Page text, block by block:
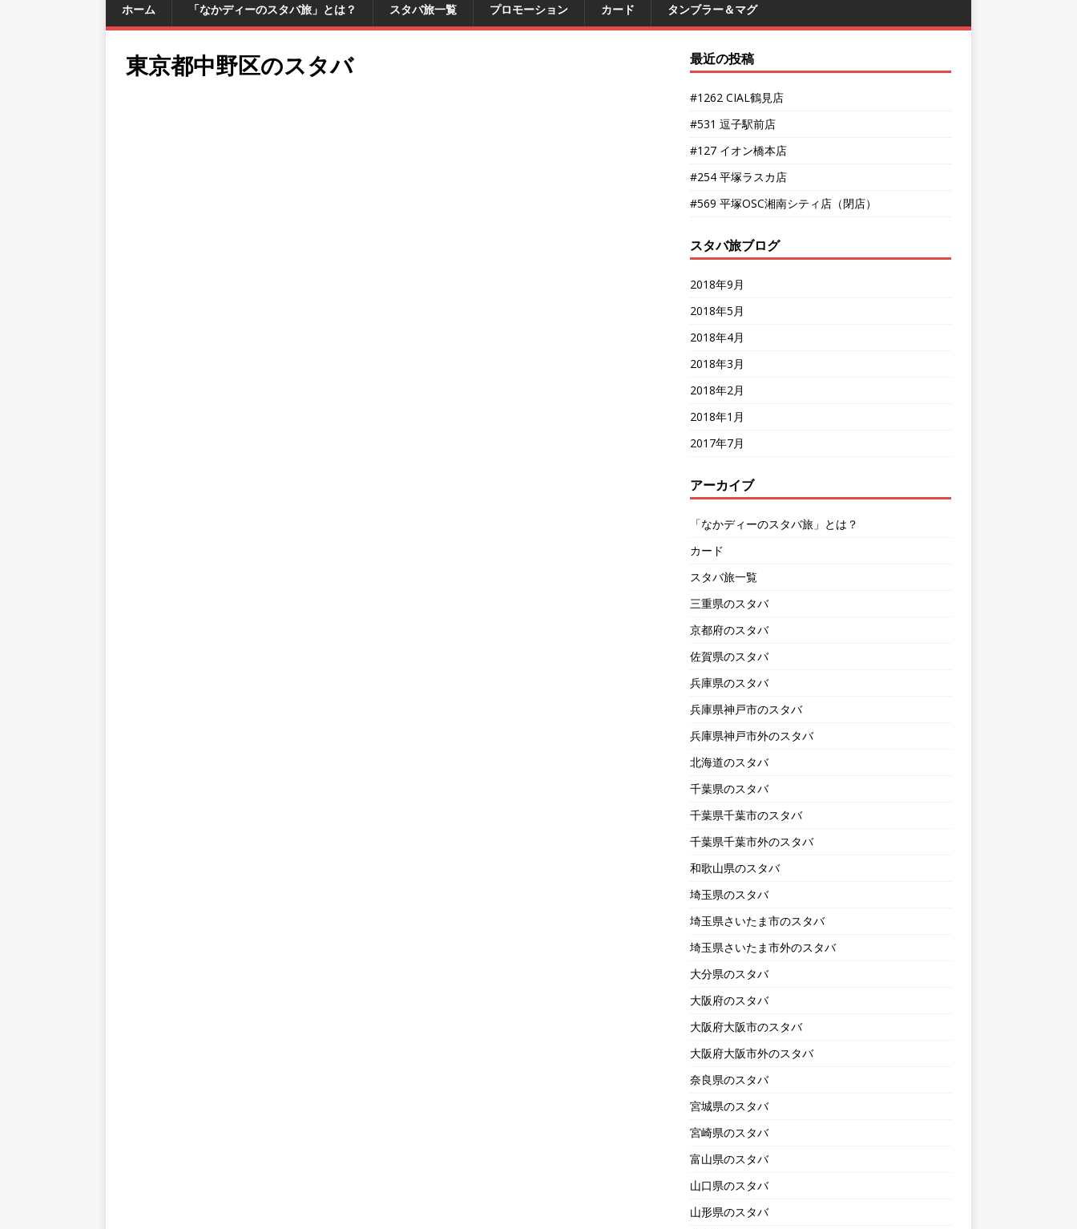
ホーム 「なかディーのスタバ旅」とは？ スタバ旅一覧 プロモーション カード タンブラー＆マグ
東京都中野区のスタバ 最近の投稿
#1262 CIAL鶴見店
#531 逗子駅前店
#127 イオン橋本店
#254 平塚ラスカ店
#569 平塚OSC湘南シティ店（閉店）
スタバ旅ブログ
2018年9月
2018年5月
2018年4月
2018年3月
2018年2月
2018年1月
2017年7月
アーカイブ
「なかディーのスタバ旅」とは？
カード
スタバ旅一覧
三重県のスタバ
京都府のスタバ
佐賀県のスタバ
兵庫県のスタバ
兵庫県神戸市のスタバ
兵庫県神戸市外のスタバ
北海道のスタバ
千葉県のスタバ
千葉県千葉市のスタバ
千葉県千葉市外のスタバ
和歌山県のスタバ
埼玉県のスタバ
埼玉県さいたま市のスタバ
埼玉県さいたま市外のスタバ
大分県のスタバ
大阪府のスタバ
大阪府大阪市のスタバ
大阪府大阪市外のスタバ
奈良県のスタバ
宮城県のスタバ
宮崎県のスタバ
富山県のスタバ
山口県のスタバ
山形県のスタバ